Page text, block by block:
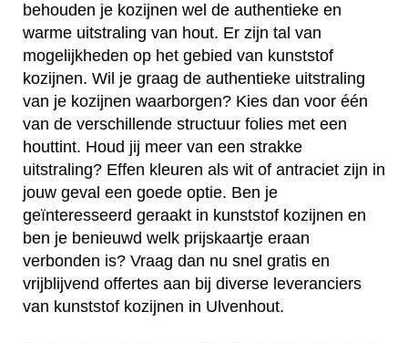
behouden je kozijnen wel de authentieke en
warme uitstraling van hout. Er zijn tal van
mogelijkheden op het gebied van kunststof
kozijnen. Wil je graag de authentieke uitstraling
van je kozijnen waarborgen? Kies dan voor één
van de verschillende structuur folies met een
houttint. Houd jij meer van een strakke
uitstraling? Effen kleuren als wit of antraciet zijn in
jouw geval een goede optie. Ben je
geïnteresseerd geraakt in kunststof kozijnen en
ben je benieuwd welk prijskaartje eraan
verbonden is? Vraag dan nu snel gratis en
vrijblijvend offertes aan bij diverse leveranciers
van kunststof kozijnen in Ulvenhout.